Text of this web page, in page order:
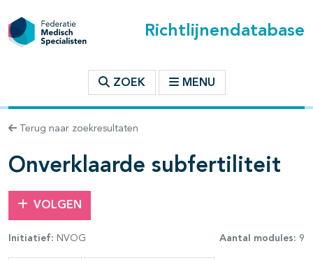
Richtlijnendatabase
ZOEK MENU
Terug naar zoekresultaten
Onverklaarde subfertiliteit
VOLGEN
Initiatief: NVOG Aantal modules: 9
binnen deze richtlijn